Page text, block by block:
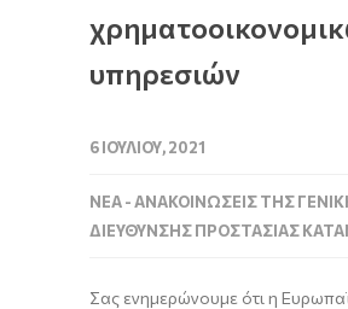
υπηρεσιών
6 ΙΟΥΛΊΟΥ, 2021
ΝΈΑ - ΑΝΑΚΟΙΝΏΣΕΙΣ ΤΗΣ
ΔΙΕΎΘΥΝΣΗΣ ΠΡΟΣΤΑΣΊΑΣ
Σας ενημερώνουμε ότι η